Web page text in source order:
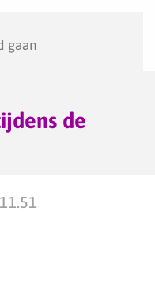
gaan
de